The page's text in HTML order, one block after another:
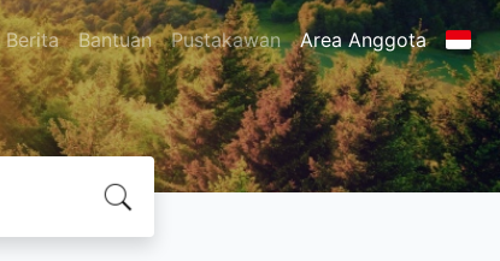
Berita Bantuan Pustakawan Area Anggota